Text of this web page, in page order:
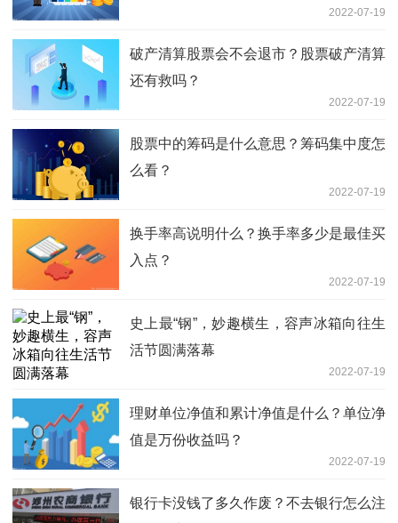
2022-07-19
破产清算股票会不会退市？股票破产清算
还有救吗？
2022-07-19
股票中的筹码是什么意思？筹码集中度怎
么看？
2022-07-19
换手率高说明什么？换手率多少是最佳买
入点？
2022-07-19
史上最“钢”，妙趣横生，容声冰箱向往生
活节圆满落幕
2022-07-19
理财单位净值和累计净值是什么？单位净
值是万份收益吗？
2022-07-19
银行卡没钱了多久作废？不去银行怎么注